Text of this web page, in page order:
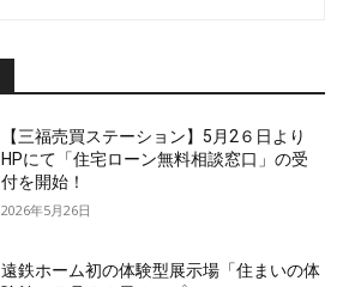
【三福売買ステーション】5月2６日より
HPにて「住宅ローン無料相談窓口」の受
付を開始！
2026年5月26日
遠鉄ホーム初の体験型展示場「住まいの体